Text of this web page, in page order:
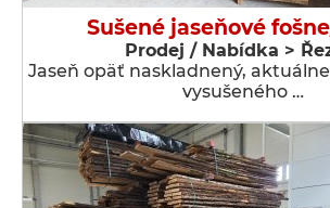
Sušené jaseňové
Prodej / Nabídka >
Jaseň opäť naskladnený,
vysušeného …